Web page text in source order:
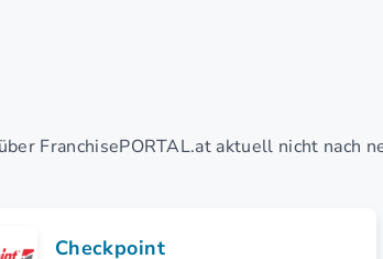
FranchisePORTAL.at aktuell nicht nach
Checkpoint